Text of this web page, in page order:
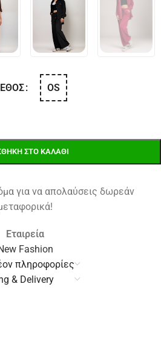
OS
ΣΤΟ ΚΑΛΆΘΙ
για να απολαύσεις δωρεάν
Εταιρεία
Fashion
πληροφορίες
& Delivery